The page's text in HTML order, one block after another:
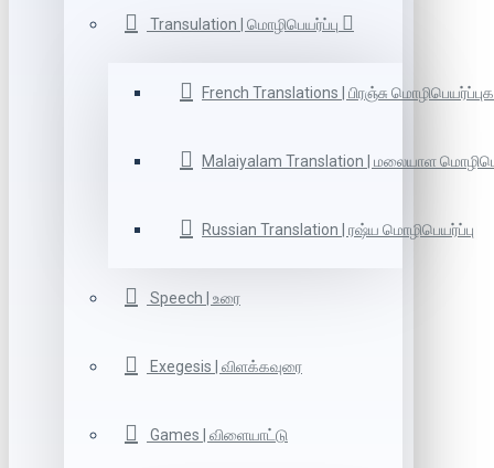
Transulation | மொழிபெயர்ப்பு
French Translations | பிரஞ்சு
Malaiyalam Translation | மலையாள
Russian Translation | ரஷ்ய மொழிபெயர்ப்பு
Speech | உரை
Exegesis | விளக்கவுரை
Games | விளையாட்டு